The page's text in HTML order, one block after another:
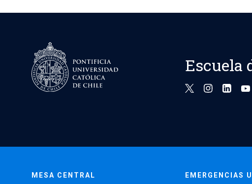
Escuela
MESA CENTRAL EMERGENCIAS